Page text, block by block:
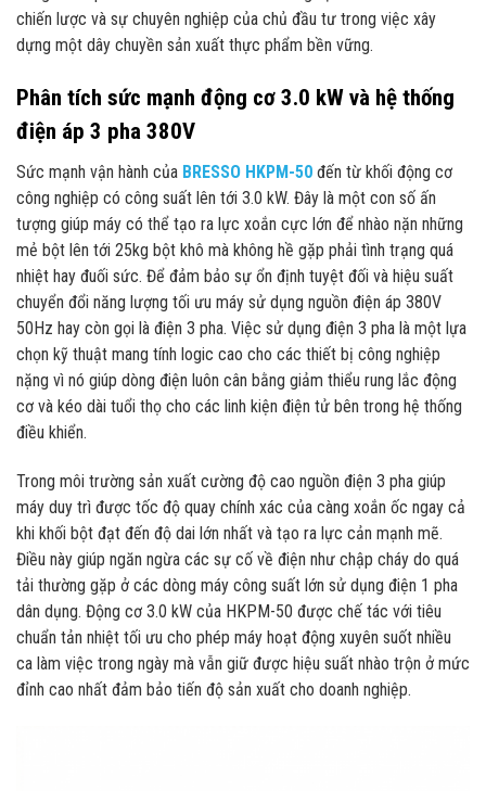
chiến lược và sự chuyên nghiệp của chủ đầu tư trong việc xây
dựng một dây chuyền sản xuất thực phẩm bền vững.
Phân tích sức mạnh động cơ 3.0 kW và hệ thống
điện áp 3 pha 380V
Sức mạnh vận hành của BRESSO HKPM-50 đến từ khối động cơ
công nghiệp có công suất lên tới 3.0 kW. Đây là một con số ấn
tượng giúp máy có thể tạo ra lực xoắn cực lớn để nhào nặn những
mẻ bột lên tới 25kg bột khô mà không hề gặp phải tình trạng quá
nhiệt hay đuối sức. Để đảm bảo sự ổn định tuyệt đối và hiệu suất
chuyển đổi năng lượng tối ưu máy sử dụng nguồn điện áp 380V
50Hz hay còn gọi là điện 3 pha. Việc sử dụng điện 3 pha là một lựa
chọn kỹ thuật mang tính logic cao cho các thiết bị công nghiệp
nặng vì nó giúp dòng điện luôn cân bằng giảm thiểu rung lắc động
cơ và kéo dài tuổi thọ cho các linh kiện điện tử bên trong hệ thống
điều khiển.
Trong môi trường sản xuất cường độ cao nguồn điện 3 pha giúp
máy duy trì được tốc độ quay chính xác của càng xoắn ốc ngay cả
khi khối bột đạt đến độ dai lớn nhất và tạo ra lực cản mạnh mẽ.
Điều này giúp ngăn ngừa các sự cố về điện như chập cháy do quá
tải thường gặp ở các dòng máy công suất lớn sử dụng điện 1 pha
dân dụng. Động cơ 3.0 kW của HKPM-50 được chế tác với tiêu
chuẩn tản nhiệt tối ưu cho phép máy hoạt động xuyên suốt nhiều
ca làm việc trong ngày mà vẫn giữ được hiệu suất nhào trộn ở mức
đỉnh cao nhất đảm bảo tiến độ sản xuất cho doanh nghiệp.